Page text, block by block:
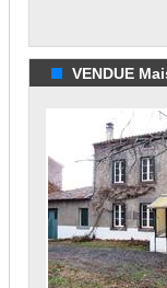
VENDUE